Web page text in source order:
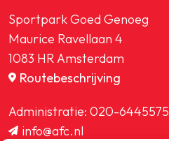
Sportpark Goed Genoeg
Maurice Ravellaan 4
1083 HR Amsterdam
Routebeschrijving
Administratie: 020-6445575
info@afc.nl